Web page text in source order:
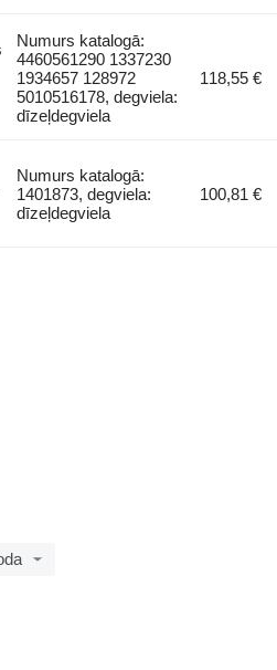
Numurs katalogā:
4460561290 1337230
1934657 128972
5010516178, degviela:
dīzeļdegviela
118,55 €
Numurs katalogā:
1401873, degviela:
dīzeļdegviela
100,81 €